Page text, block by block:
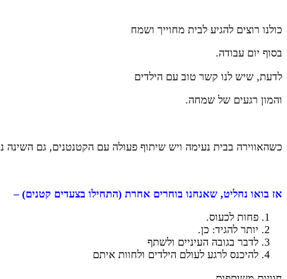
כולנו רוצים להגיע לבית מחוייך ושמח
בסוף יום עבודה.
לדעת, שיש לנו קשר טוב עם הילדים
והמון רגעים של שמחה.
כשהאווירה בבית נעימה ויש שיתוף פעולה עם הקטנטנים, גם השינה
אז בואו נחליט, שאנחנו בוחרים אחרת (התחילו בצעדים קטנים) –
פחות לכעוס.
יותר להגיד: כן.
לדבר בגובה העיניים ולשתף
להיכנס לרגע לעולם הילדים ולחוות איתם